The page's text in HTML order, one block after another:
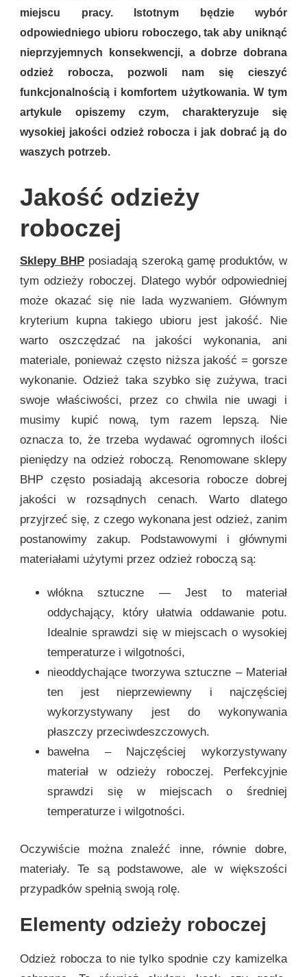
miejscu pracy. Istotnym będzie wybór
odpowiedniego ubioru roboczego, tak aby uniknąć
nieprzyjemnych konsekwencji, a dobrze dobrana
odzież robocza, pozwoli nam się cieszyć
funkcjonalnością i komfortem użytkowania. W tym
artykule opiszemy czym, charakteryzuje się
wysokiej jakości odzież robocza i jak dobrać ją do
waszych potrzeb.
Jakość odzieży
roboczej
Sklepy BHP posiadają szeroką gamę produktów, w
tym odzieży roboczej. Dlatego wybór odpowiedniej
może okazać się nie lada wyzwaniem. Głównym
kryterium kupna takiego ubioru jest jakość. Nie
warto oszczędzać na jakości wykonania, ani
materiale, ponieważ często niższa jakość = gorsze
wykonanie. Odzież taka szybko się zużywa, traci
swoje właściwości, przez co chwila nie uwagi i
musimy kupić nową, tym razem lepszą. Nie
oznacza to, że trzeba wydawać ogromnych ilości
pieniędzy na odzież roboczą. Renomowane sklepy
BHP często posiadają akcesoria robocze dobrej
jakości w rozsądnych cenach. Warto dlatego
przyjrzeć się, z czego wykonana jest odzież, zanim
postanowimy zakup. Podstawowymi i głównymi
materiałami użytymi przez odzież roboczą są:
włókna sztuczne — Jest to materiał
oddychający, który ułatwia oddawanie potu.
Idealnie sprawdzi się w miejscach o wysokiej
temperaturze i wilgotności,
nieoddychające tworzywa sztuczne – Materiał
ten jest nieprzewiewny i najczęściej
wykorzystywany jest do wykonywania
płaszczy przeciwdeszczowych.
bawełna – Najczęściej wykorzystywany
materiał w odzieży roboczej. Perfekcyjnie
sprawdzi się w miejscach o średniej
temperaturze i wilgotności.
Oczywiście można znaleźć inne, równie dobre,
materiały. Te są podstawowe, ale w większości
przypadków spełnią swoją rolę.
Elementy odzieży roboczej
Odzież robocza to nie tylko spodnie czy kamizelka